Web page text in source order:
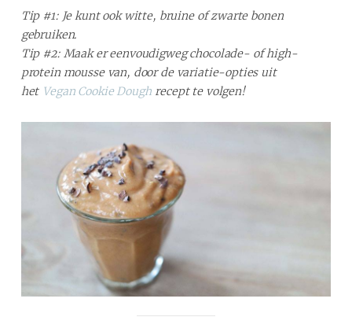
Tip #1: Je kunt ook witte, bruine of zwarte bonen
gebruiken.
Tip #2: Maak er eenvoudigweg chocolade- of high-
protein mousse van, door de variatie-opties uit
het Vegan Cookie Doughrecept te volgen!